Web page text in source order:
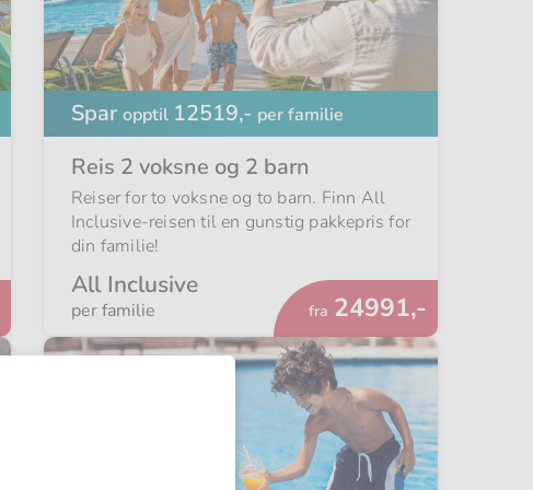
Sparopptil 12519,- per familie
Reis 2 voksne og 2 barn
Reiser for to voksne og to barn. Finn All
Inclusive-reisen til en gunstig pakkepris for
din familie!
All Inclusive
per familie fra Fra
24991,-